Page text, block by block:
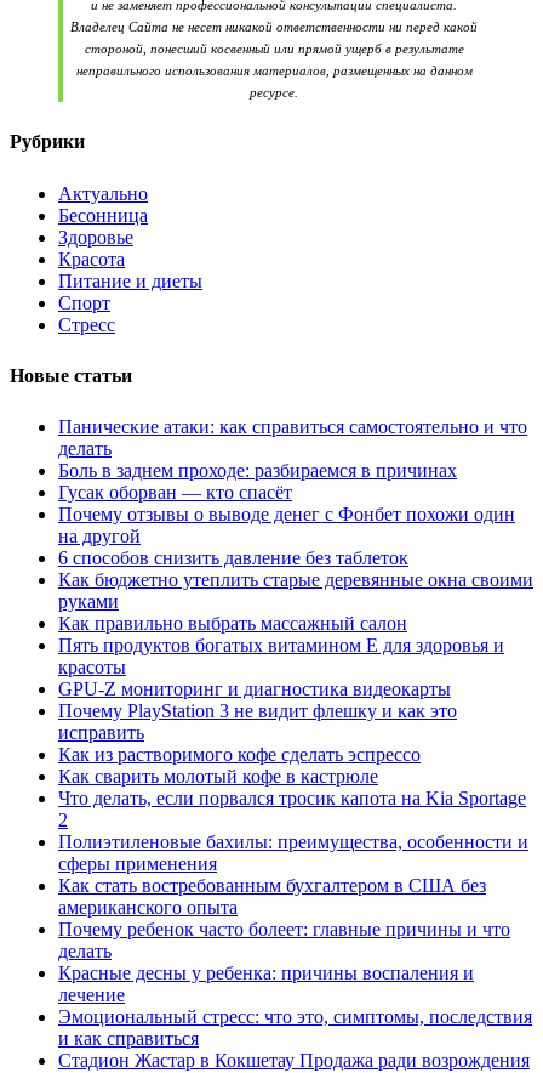
и не заменяет профессиональной консультации специалиста.
Владелец Сайта не несет никакой ответственности ни перед какой
стороной, понесший косвенный или прямой ущерб в результате
неправильного использования материалов, размещенных на данном
ресурсе.
Рубрики
Актуально
Бесонница
Здоровье
Красота
Питание и диеты
Спорт
Стресс
Новые статьи
Панические атаки: как справиться самостоятельно и что
делать
Боль в заднем проходе: разбираемся в причинах
Гусак оборван — кто спасёт
Почему отзывы о выводе денег с Фонбет похожи один
на другой
6 способов снизить давление без таблеток
Как бюджетно утеплить старые деревянные окна своими
руками
Как правильно выбрать массажный салон
Пять продуктов богатых витамином Е для здоровья и
красоты
GPU-Z мониторинг и диагностика видеокарты
Почему PlayStation 3 не видит флешку и как это
исправить
Как из растворимого кофе сделать эспрессо
Как сварить молотый кофе в кастрюле
Что делать, если порвался тросик капота на Kia Sportage
2
Полиэтиленовые бахилы: преимущества, особенности и
сферы применения
Как стать востребованным бухгалтером в США без
американского опыта
Почему ребенок часто болеет: главные причины и что
делать
Красные десны у ребенка: причины воспаления и
лечение
Эмоциональный стресс: что это, симптомы, последствия
и как справиться
Стадион Жастар в Кокшетау Продажа ради возрождения